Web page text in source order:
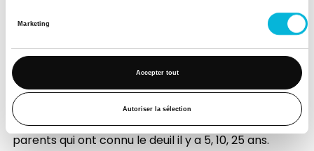
Marketing
Accepter tout
Autoriser la sélection
parents de réaliser des photos de leur bébé,
souvenirs qui s’amenuisent avec le temps qui passe.
Quant à l’avant-première du film « Perdre son
bébé… Se perdre, se retrouver sur les chemins de la
mort et de la vie… » (réalisé par Bruno Fohn et Anna
Mancuso), elle sera suivie par des témoignages de
parents qui ont connu le deuil il y a 5, 10, 25 ans.